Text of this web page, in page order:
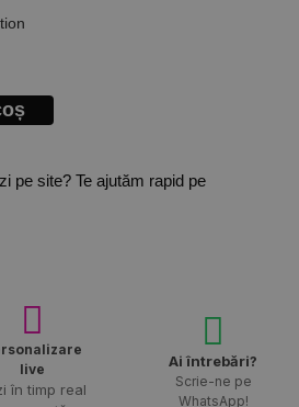
pe site? Te ajutăm rapid pe
live
în timp real
Ai întrebări?
Scrie-ne pe
WhatsApp!